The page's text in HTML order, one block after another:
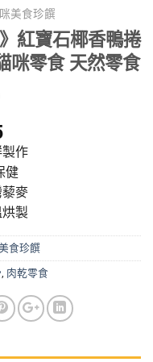
美食珍饌
紅寶石椰香鴨捲
咪零食 天然零食
作
健
麥
製
食珍饌
肉乾零食